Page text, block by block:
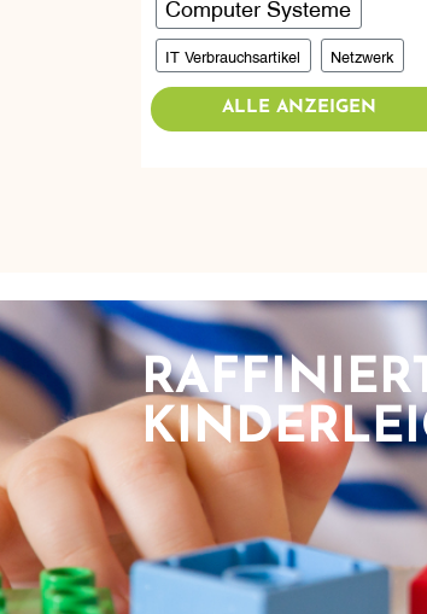
Computer Systeme
IT Verbrauchsartikel Netzwerk
ALLE ANZEIGEN